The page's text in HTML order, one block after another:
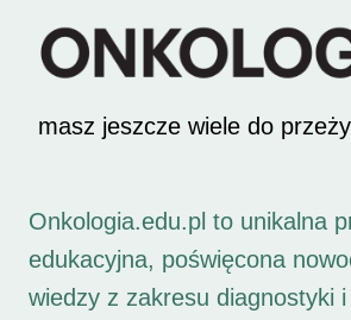
masz jeszcze wiele do
Onkologia.edu.pl to unikalna
edukacyjna, poświęcona
wiedzy z zakresu diagnostyki